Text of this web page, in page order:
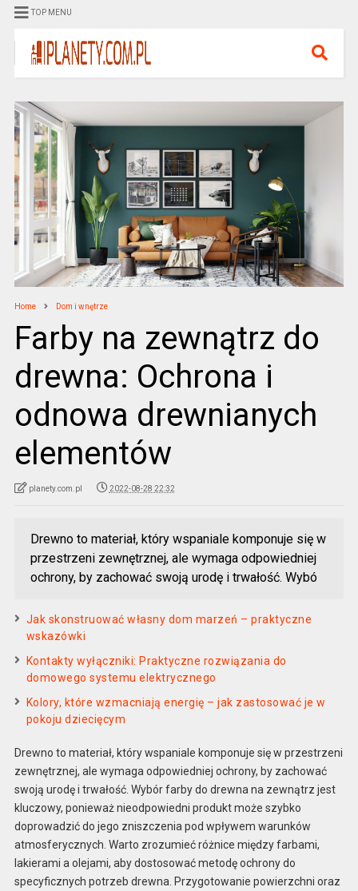
TOP MENU
Home Dom i wnętrze
Farby na zewnątrz do
drewna: Ochrona i
odnowa drewnianych
elementów
planety.com.pl 2022-08-28 22:32
Drewno to materiał, który wspaniale komponuje się w
przestrzeni zewnętrznej, ale wymaga odpowiedniej
ochrony, by zachować swoją urodę i trwałość. Wybó
Jak skonstruować własny dom marzeń – praktyczne
wskazówki
Kontakty wyłączniki: Praktyczne rozwiązania do
domowego systemu elektrycznego
Kolory, które wzmacniają energię – jak zastosować je w
pokoju dziecięcym
Drewno to materiał, który wspaniale komponuje się w przestrzeni
zewnętrznej, ale wymaga odpowiedniej ochrony, by zachować
swoją urodę i trwałość. Wybór farby do drewna na zewnątrz jest
kluczowy, ponieważ nieodpowiedni produkt może szybko
doprowadzić do jego zniszczenia pod wpływem warunków
atmosferycznych. Warto zrozumieć różnice między farbami,
lakierami a olejami, aby dostosować metodę ochrony do
specyficznych potrzeb drewna. Przygotowanie powierzchni oraz